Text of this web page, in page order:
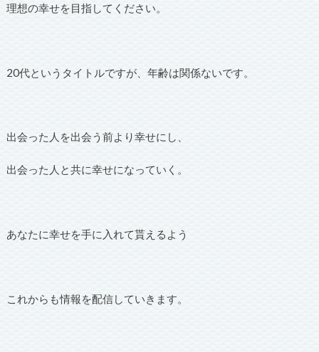
理想の幸せを目指してください。
20代というタイトルですが、年齢は関係ないです。
出会った人を出会う前より幸せにし、
出会った人と共に幸せになっていく。
あなたに幸せを手に入れて貰えるよう
これからも情報を配信していきます。